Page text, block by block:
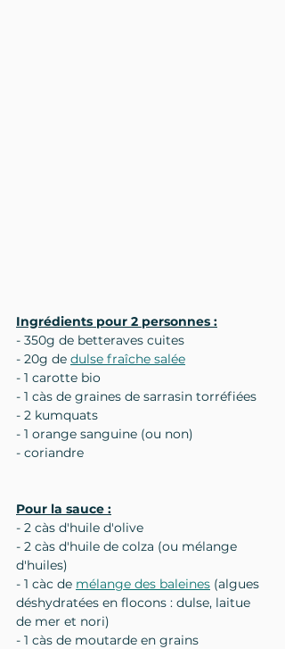
Ingrédients pour 2 personnes :
- 350g de betteraves cuites
- 20g de dulse fraîche salée
- 1 carotte bio
- 1 càs de graines de sarrasin torréfiées
- 2 kumquats
- 1 orange sanguine (ou non)
- coriandre
Pour la sauce :
- 2 càs d'huile d'olive
- 2 càs d'huile de colza (ou mélange
d'huiles)
- 1 càc de mélange des baleines (algues
déshydratées en flocons : dulse, laitue
de mer et nori)
- 1 càs de moutarde en grains